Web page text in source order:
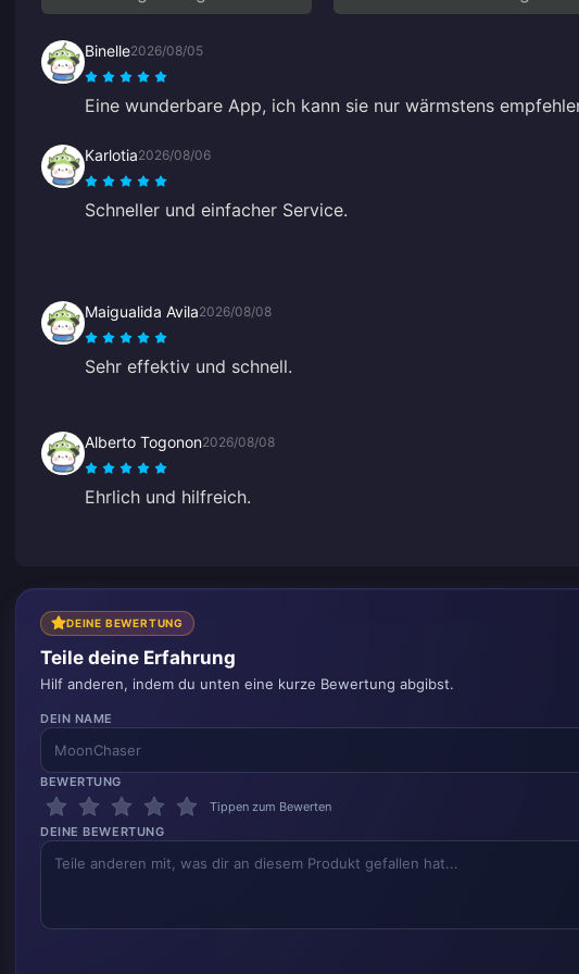
Binelle2026/08/05
Eine wunderbare App, ich kann sie nur wärmstens
Karlotia2026/08/06
Schneller und einfacher Service.
Maigualida Avila2026/08/08
Sehr effektiv und schnell.
Alberto Togonon2026/08/08
Ehrlich und hilfreich.
DEINE BEWERTUNG
Teile deine Erfahrung
Hilf anderen, indem du unten eine kurze Bewertung abgibst.
DEIN NAME
BEWERTUNG
Tippen zum Bewerten
DEINE BEWERTUNG